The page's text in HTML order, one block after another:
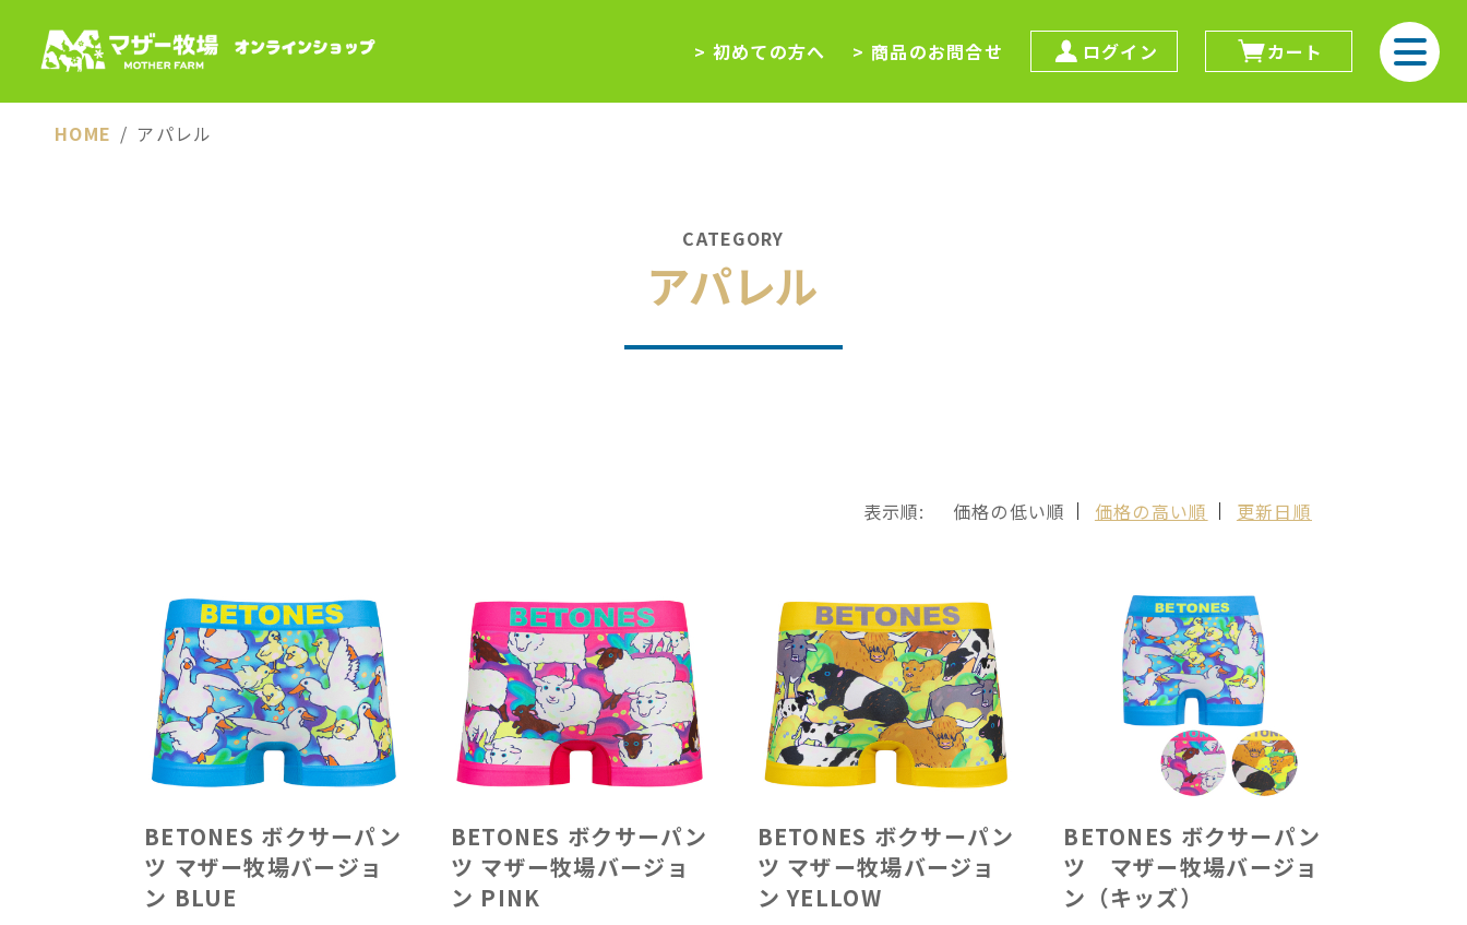
> 初めての方へ > 商品のお問合せ ログイン カート
HOME アパレル
CATEGORY
アパレル
表示順: 価格の低い順 価格の高い順 更新日順
BETONES ボクサーパン
ツ マザー牧場バージョ
ン BLUE
BETONES ボクサーパン
ツ マザー牧場バージョ
ン PINK
BETONES ボクサーパン
ツ マザー牧場バージョ
ン YELLOW
BETONES ボクサーパン
ツ マザー牧場バージョ
ン（キッズ）